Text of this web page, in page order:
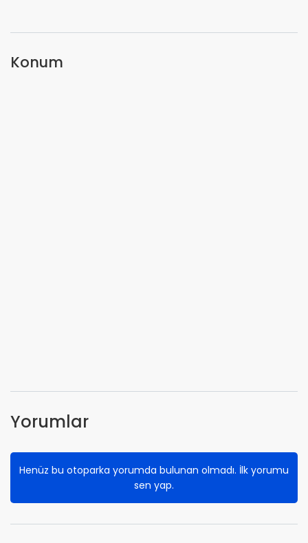
Konum
Yorumlar
Henüz bu otoparka yorumda bulunan olmadı. İlk yorumu
sen yap.